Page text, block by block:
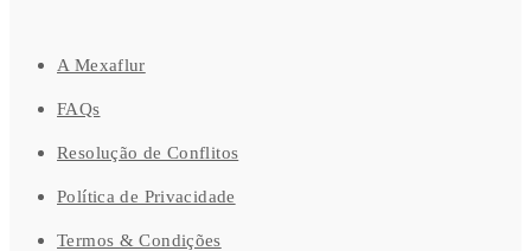
A Mexaflur
FAQs
Resolução de Conflitos
Política de Privacidade
Termos & Condições